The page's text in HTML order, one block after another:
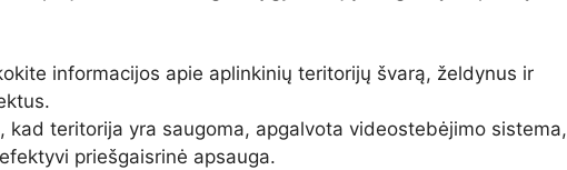
informacijos apie aplinkinių teritorijų švarą, želdynus ir
kad teritorija yra saugoma, apgalvota videostebėjimo sistema,
priešgaisrinė apsauga.